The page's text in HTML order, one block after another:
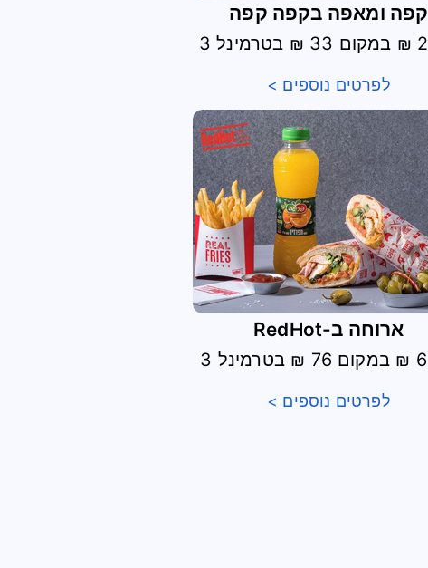
קפה ומאפה בקפה קפה
לפרטים נוספים >
ארוחה ב-RedHot
לפרטים נוספים >